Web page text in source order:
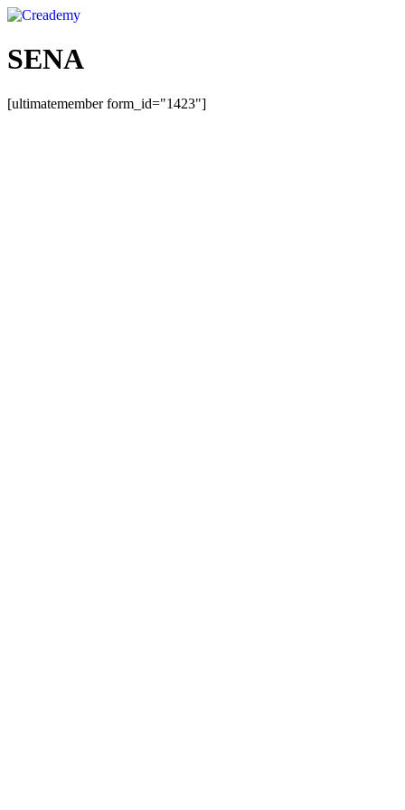
Ir
contenido
SENA
[ultimatemember form_id="1423"]